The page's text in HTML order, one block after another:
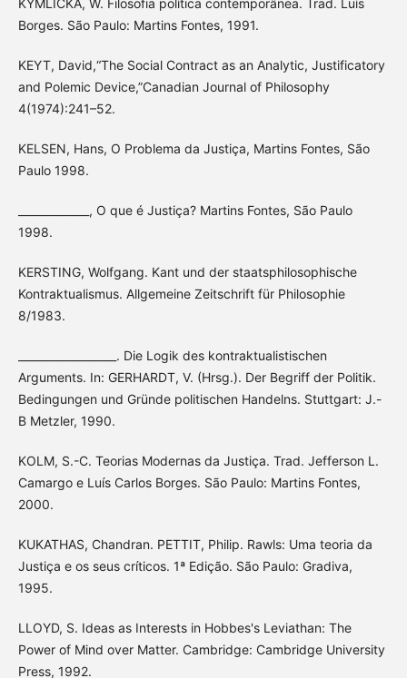
Borges. São Paulo: Martins Fontes, 1991.
KEYT, David,“The Social Contract as an Analytic, Justificatory
and Polemic Device,”Canadian Journal of Philosophy
4(1974):241–52.
KELSEN, Hans, O Problema da Justiça, Martins Fontes, São
Paulo 1998.
_____________, O que é Justiça? Martins Fontes, São Paulo
1998.
KERSTING, Wolfgang. Kant und der staatsphilosophische
Kontraktualismus. Allgemeine Zeitschrift für Philosophie
8/1983.
__________________. Die Logik des kontraktualistischen
Arguments. In: GERHARDT, V. (Hrsg.). Der Begriff der Politik.
Bedingungen und Gründe politischen Handelns. Stuttgart: J.-
B Metzler, 1990.
KOLM, S.-C. Teorias Modernas da Justiça. Trad. Jefferson L.
Camargo e Luís Carlos Borges. São Paulo: Martins Fontes,
2000.
KUKATHAS, Chandran. PETTIT, Philip. Rawls: Uma teoria da
Justiça e os seus críticos. 1ª Edição. São Paulo: Gradiva,
1995.
LLOYD, S. Ideas as Interests in Hobbes's Leviathan: The
Power of Mind over Matter. Cambridge: Cambridge University
Press, 1992.